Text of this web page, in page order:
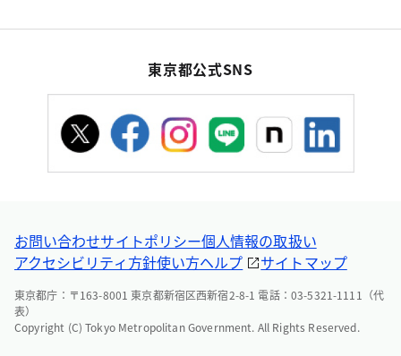
東京都公式SNS
お問い合わせサイトポリシー個人情報の取扱い
アクセシビリティ方針使い方ヘルプ サイトマップ
東京都庁：〒163-8001 東京都新宿区西新宿2-8-1 電話：03-5321-1111（代
表）
Copyright (C) Tokyo Metropolitan Government. All Rights Reserved.